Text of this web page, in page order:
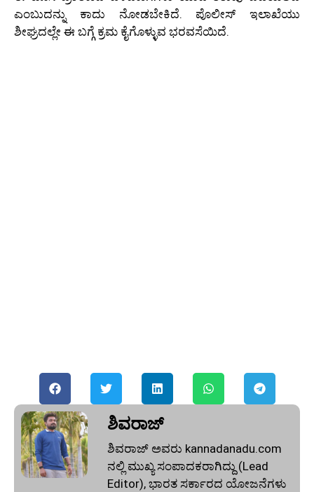
ಎಂಬುದನ್ನು ಕಾದು ನೋಡಬೇಕಿದೆ. ಪೊಲೀಸ್ ಇಲಾಖೆಯು
ಶೀಘ್ರದಲ್ಲೇ ಈ ಬಗ್ಗೆ ಕ್ರಮ ಕೈಗೊಳ್ಳುವ ಭರವಸೆಯಿದೆ.
ಶಿವರಾಜ್
ಶಿವರಾಜ್ ಅವರು kannadanadu.com
ನಲ್ಲಿ ಮುಖ್ಯ ಸಂಪಾದಕರಾಗಿದ್ದು (Lead
Editor), ಭಾರತ ಸರ್ಕಾರದ ಯೋಜನೆಗಳು